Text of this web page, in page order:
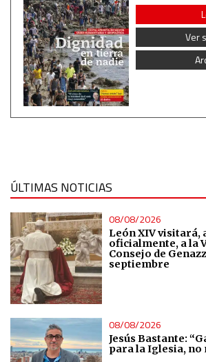
Ver
ÚLTIMAS NOTICIAS
08/08/2026
León XIV visitará,
oficialmente, a la
Consejo de
septiembre
08/08/2026
Jesús Bastante:
para la Iglesia, no
Develop and improve services
Use limited data to select content
IAB Special Features:
Non-IAB processing purposes:
Essential
Analytical
Functional
Advertising